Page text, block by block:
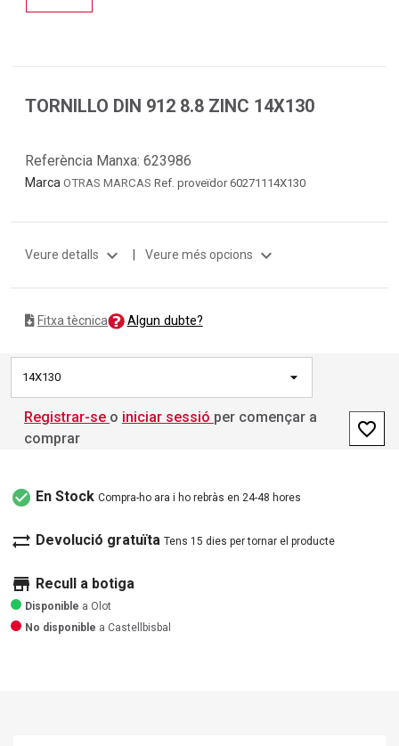
TORNILLO DIN 912 8.8 ZINC 14X130
Referència Manxa: 623986
Marca OTRAS MARCAS Ref. proveïdor 60271114X130
Veure detalls expand_more | Veure més opcions expand_more
Fitxa tècnica Algun dubte?
14X130
Registrar-se o iniciar sessió per començar a
comprar
favorite_border
check_circle En Stock Compra-ho ara i ho rebràs en 24-48 hores
sync_alt Devolució gratuïta Tens 15 dies per tornar el producte
store Recull a botiga
Disponible a Olot
No disponible a Castellbisbal